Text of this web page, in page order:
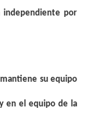
independiente por
su equipo
y en el equipo de la